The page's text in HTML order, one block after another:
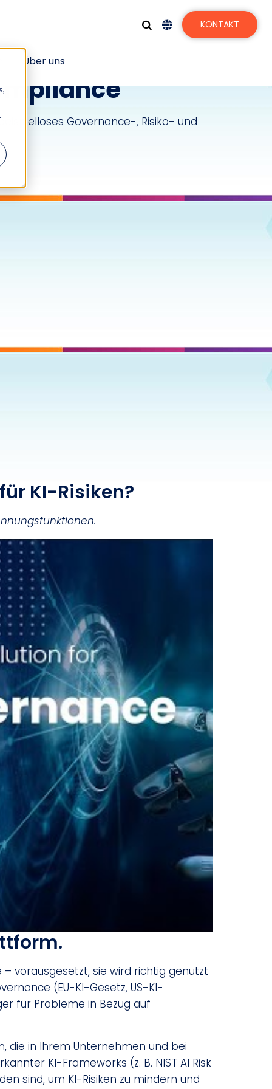
Über uns
KONTAKT
Governance-, Risiko- und
KI-Risiken?
vorausgesetzt, sie wird richtig genutzt
(EU-KI-Gesetz, US-KI-
für Probleme in Bezug auf
die in Ihrem Unternehmen und bei
KI-Frameworks (z. B. NIST AI Risk
sind, um KI-Risiken zu mindern und